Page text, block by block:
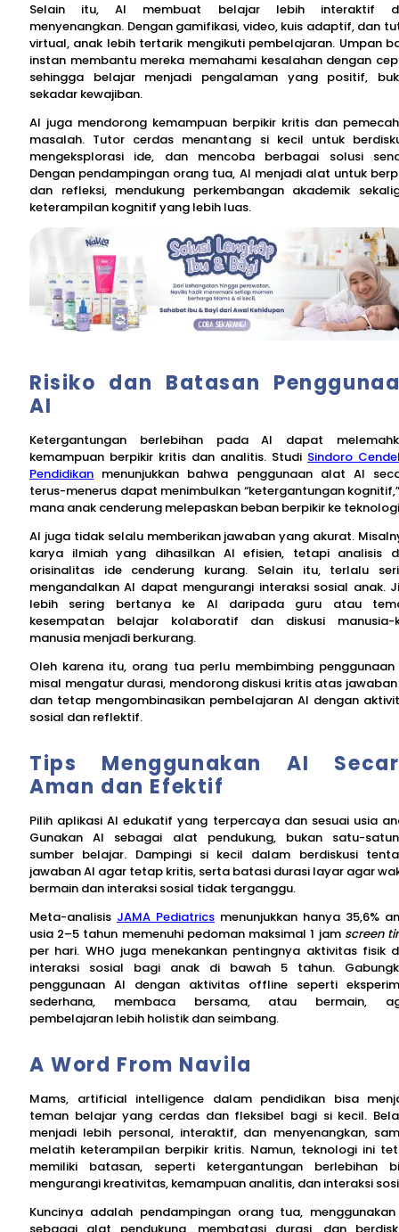
Selain itu, AI membuat belajar lebih interaktif
menyenangkan. Dengan gamifikasi, video, kuis adaptif, dan
virtual, anak lebih tertarik mengikuti pembelajaran. Umpan
instan membantu mereka memahami kesalahan dengan
sehingga belajar menjadi pengalaman yang positif,
sekadar kewajiban.
AI juga mendorong kemampuan berpikir kritis dan
masalah. Tutor cerdas menantang si kecil untuk
mengeksplorasi ide, dan mencoba berbagai solusi
Dengan pendampingan orang tua, AI menjadi alat untuk
dan refleksi, mendukung perkembangan akademik
keterampilan kognitif yang lebih luas.
Risiko dan Batasan
AI
Ketergantungan berlebihan pada AI dapat
kemampuan berpikir kritis dan analitis. Studi Sindoro
Pendidikan menunjukkan bahwa penggunaan alat AI
terus-menerus dapat menimbulkan “ketergantungan
mana anak cenderung melepaskan beban berpikir ke
AI juga tidak selalu memberikan jawaban yang akurat.
karya ilmiah yang dihasilkan AI efisien, tetapi analisis
orisinalitas ide cenderung kurang. Selain itu, terlalu
mengandalkan AI dapat mengurangi interaksi sosial anak.
lebih sering bertanya ke AI daripada guru atau
kesempatan belajar kolaboratif dan diskusi manusia-
manusia menjadi berkurang.
Oleh karena itu, orang tua perlu membimbing penggunaan
misal mengatur durasi, mendorong diskusi kritis atas jawaban
dan tetap mengombinasikan pembelajaran AI dengan
sosial dan reflektif.
Tips Menggunakan AI
Aman dan Efektif
Pilih aplikasi AI edukatif yang terpercaya dan sesuai usia
Gunakan AI sebagai alat pendukung, bukan satu-
sumber belajar. Dampingi si kecil dalam berdiskusi
jawaban AI agar tetap kritis, serta batasi durasi layar agar
bermain dan interaksi sosial tidak terganggu.
Meta-analisis JAMA Pediatrics menunjukkan hanya 35,6%
usia 2–5 tahun memenuhi pedoman maksimal 1 jam screen
per hari. WHO juga menekankan pentingnya aktivitas fisik
interaksi sosial bagi anak di bawah 5 tahun.
penggunaan AI dengan aktivitas offline seperti
sederhana, membaca bersama, atau bermain,
pembelajaran lebih holistik dan seimbang.
A Word From Navila
Mams, artificial intelligence dalam pendidikan bisa
teman belajar yang cerdas dan fleksibel bagi si kecil.
menjadi lebih personal, interaktif, dan menyenangkan,
melatih keterampilan berpikir kritis. Namun, teknologi ini
memiliki batasan, seperti ketergantungan berlebihan
mengurangi kreativitas, kemampuan analitis, dan interaksi
Kuncinya adalah pendampingan orang tua,